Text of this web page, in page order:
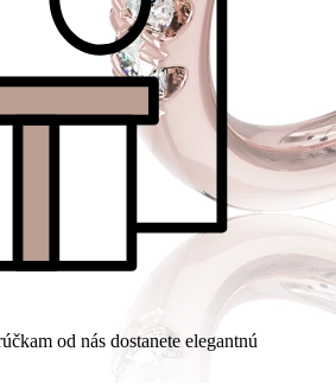
od nás dostanete elegantnú